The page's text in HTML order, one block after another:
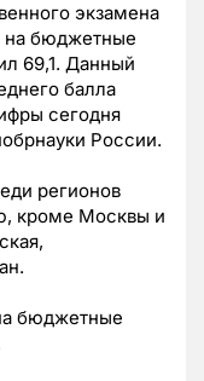
экзамена
на бюджетные
69,1. Данный
балла
сегодня
России.
регионов
кроме Москвы и
бюджетные